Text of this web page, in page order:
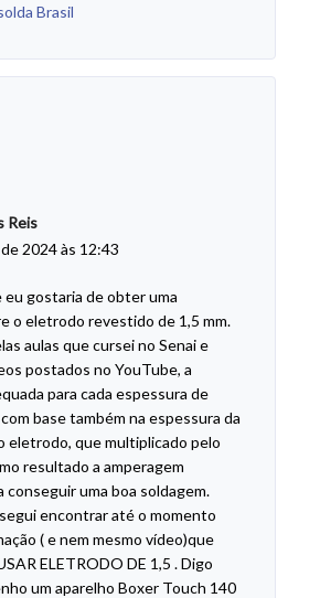
Brasil
Reis
2024 às 12:43
eu gostaria de obter uma
o eletrodo revestido de 1,5 mm.
aulas que cursei no Senai e
postados no YouTube, a
para cada espessura de
base também na espessura da
eletrodo, que multiplicado pelo
resultado a amperagem
conseguir uma boa soldagem.
encontrar até o momento
( e nem mesmo vídeo)que
ELETRODO DE 1,5 . Digo
um aparelho Boxer Touch 140